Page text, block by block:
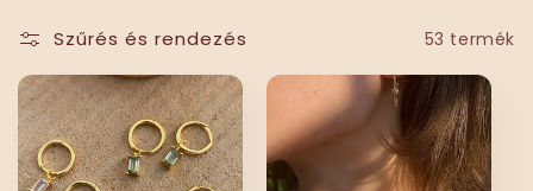
l
l
e
Szűrés és rendezés 53 termék